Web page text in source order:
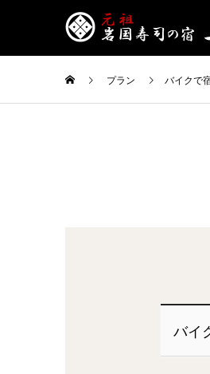
プラン バイクで
バイ